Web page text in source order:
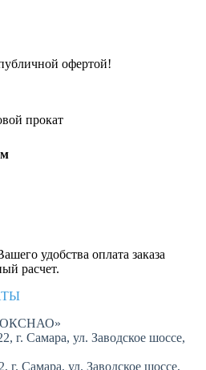
офертой!
прокат
м
удобства оплата заказа
расчет.
г. Самара, ул. Заводское шоссе,
г. Самара, ул. Заводское шоссе,